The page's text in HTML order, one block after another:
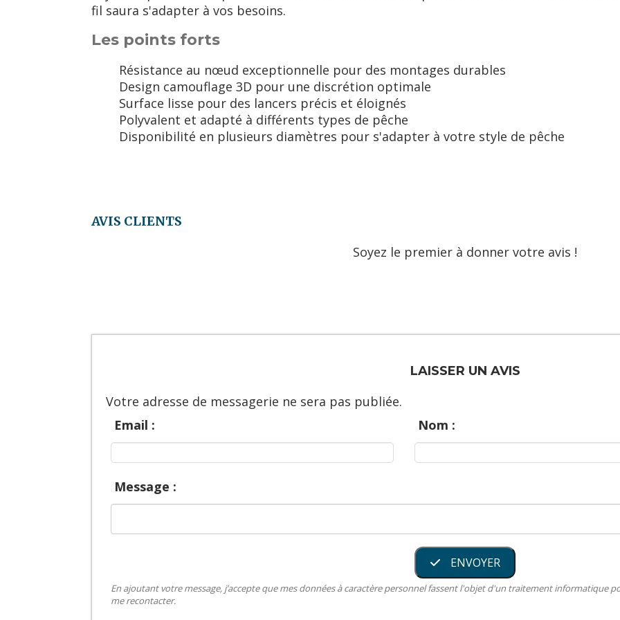
fil saura s'adapter à vos besoins.
Les points forts
Résistance au nœud exceptionnelle pour des montages durables
Design camouflage 3D pour une discrétion optimale
Surface lisse pour des lancers précis et éloignés
Polyvalent et adapté à différents types de pêche
Disponibilité en plusieurs diamètres pour s'adapter à votre style de pêche
AVIS CLIENTS
Soyez le premier à donner votre avis !
LAISSER UN AVIS
Votre adresse de messagerie ne sera pas publiée.
Email :
Nom :
Message :
ENVOYER
En ajoutant votre message, j’accepte que mes données à caractère personnel fassent l'objet d'un traitement informatique
me recontacter.